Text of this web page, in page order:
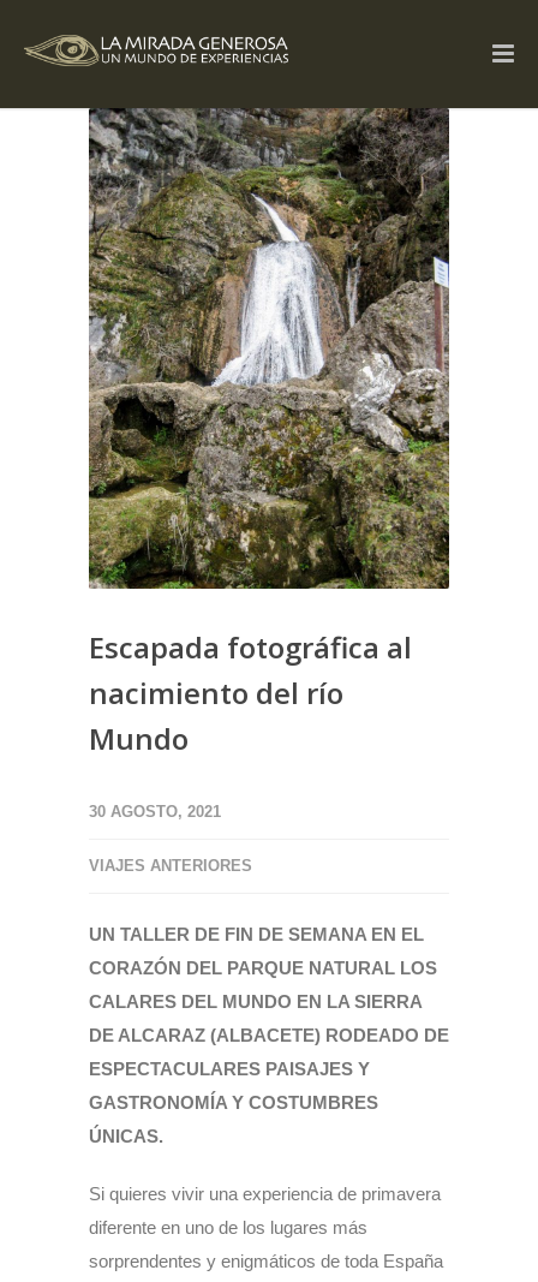
Escapada fotográfica al
nacimiento del río
Mundo
30 AGOSTO, 2021
VIAJES ANTERIORES
UN TALLER DE FIN DE SEMANA EN EL
CORAZÓN DEL PARQUE NATURAL LOS
CALARES DEL MUNDO EN LA SIERRA
DE ALCARAZ (ALBACETE) RODEADO DE
ESPECTACULARES PAISAJES Y
GASTRONOMÍA Y COSTUMBRES
ÚNICAS.
Si quieres vivir una experiencia de primavera
diferente en uno de los lugares más
sorprendentes y enigmáticos de toda España